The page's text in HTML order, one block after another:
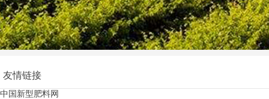
友情链接
中国新型肥料网